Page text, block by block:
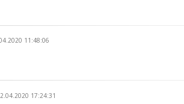
11:48:06
17:24:31